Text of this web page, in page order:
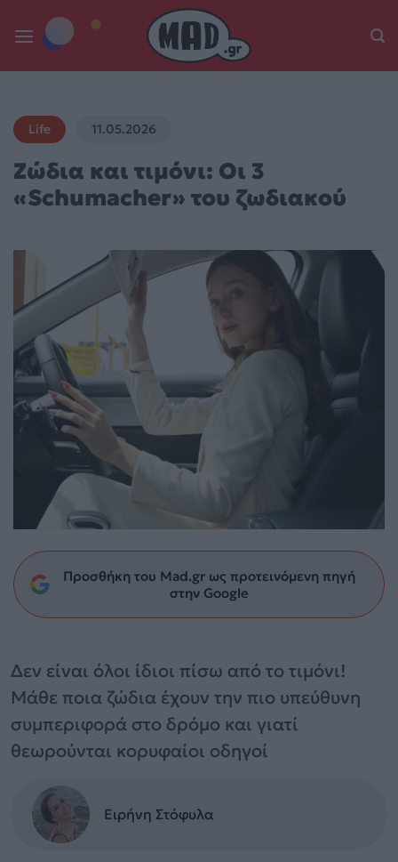
content
Life 11.05.2026
Ζώδια και τιμόνι: Οι 3
«Schumacher» του ζωδιακού
Προσθήκη του Mad.gr ως προτεινόμενη πηγή
στην Google
Δεν είναι όλοι ίδιοι πίσω από το τιμόνι!
Μάθε ποια ζώδια έχουν την πιο υπεύθυνη
συμπεριφορά στο δρόμο και γιατί
θεωρούνται κορυφαίοι οδηγοί
Ειρήνη Στόφυλα